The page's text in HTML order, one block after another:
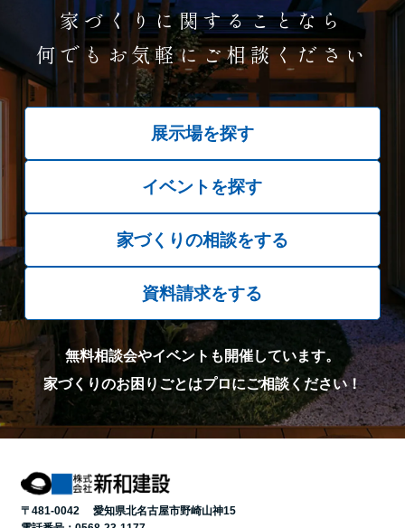
家づくりに関することなら
何でもお気軽にご相談ください
展示場を探す
イベントを探す
家づくりの相談をする
資料請求をする
無料相談会やイベントも開催しています。
家づくりのお困りごとはプロにご相談ください！
〒481-0042 愛知県北名古屋市野崎山神15